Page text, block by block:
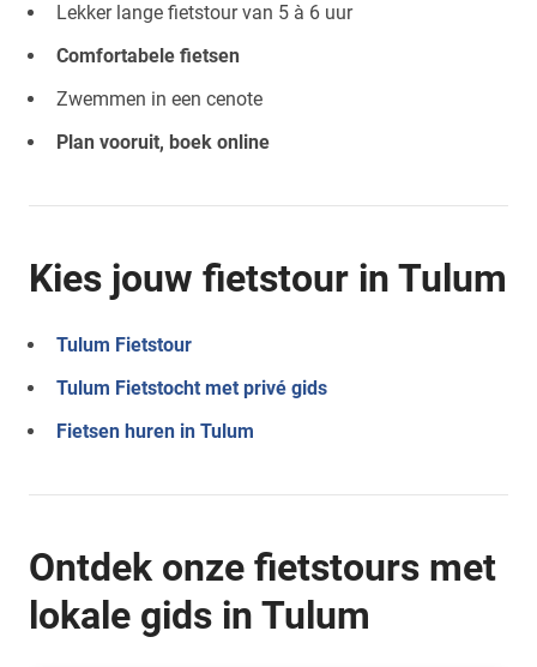
Lekker lange fietstour van 5 à 6 uur
Comfortabele fietsen
Zwemmen in een cenote
Plan vooruit, boek online
Kies jouw fietstour in Tulum
Tulum Fietstour
Tulum Fietstocht met privé gids
Fietsen huren in Tulum
Ontdek onze fietstours met
lokale gids in Tulum